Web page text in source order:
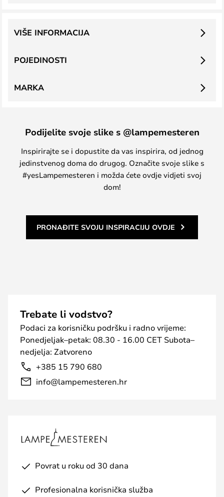
POJEDINOSTI
VIŠE INFORMACIJA
MARKA
Podijelite svoje slike s @lampemesteren
Inspirirajte se i dopustite da vas inspirira, od jednog
jedinstvenog doma do drugog. Označite svoje slike s
#yesLampemesteren i možda ćete ovdje vidjeti svoj
dom!
PRONAĐITE SVOJU INSPIRACIJU OVDJE
Trebate li vodstvo?
Podaci za korisničku podršku i radno vrijeme:
Ponedjeljak–petak: 08.30 - 16.00 CET Subota–
nedjelja: Zatvoreno
+385 15 790 680
info@lampemesteren.hr
Povrat u roku od 30 dana
Profesionalna korisnička služba